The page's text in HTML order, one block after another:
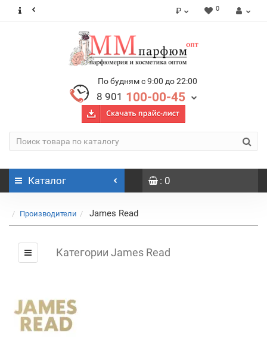
₽ 0
По будням с 9:00 до 22:00
8 901 100-00-45
Каталог : 0
Производители James Read
Категории James Read